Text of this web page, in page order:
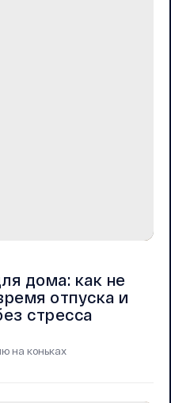
дома: как не
отпуска и
стресса
на коньках